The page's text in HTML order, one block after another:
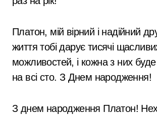
Платон, мій вірний і надійний друг! Нехай
життя тобі дарує тисячі
можливостей, і кожна з них
на всі сто. З Днем народження!
З днем народження Платон! Нехай твоя